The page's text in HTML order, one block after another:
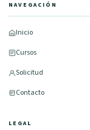
NAVEGACIÓN
Inicio
Cursos
Solicitud
Contacto
LEGAL